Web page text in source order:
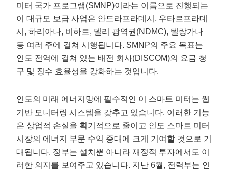
미터 국가 프로그램(SMNP)이라는 이름으로 진행되는
이 대규모 보급 사업은 안드라프라데시, 우타르프라데
시, 하리아나, 비하르, 델리 광역권(NDMC), 텔랑가나
등 여러 주에 걸쳐 시행됩니다. SMNP의 주요 목표는
인도 전역에 걸쳐 있는 배전 회사(DISCOM)의 요금 청
구 및 징수 효율성을 강화하는 것입니다.
인도의 미래 에너지망에 필수적인 이 스마트 미터는 웹
기반 모니터링 시스템을 갖추고 있습니다. 이러한 기능
은 상업적 손실을 획기적으로 줄이고 인도 스마트 미터
시장의 에너지 부문 수익 증대에 크게 기여할 것으로 기
대됩니다. 정부는 설치뿐 아니라 재정적 투자에서도 이
러한 의지를 보여주고 있습니다. 지난 6월, 전력부는 인